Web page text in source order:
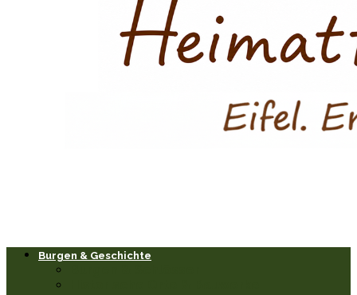
Burgen & Geschichte